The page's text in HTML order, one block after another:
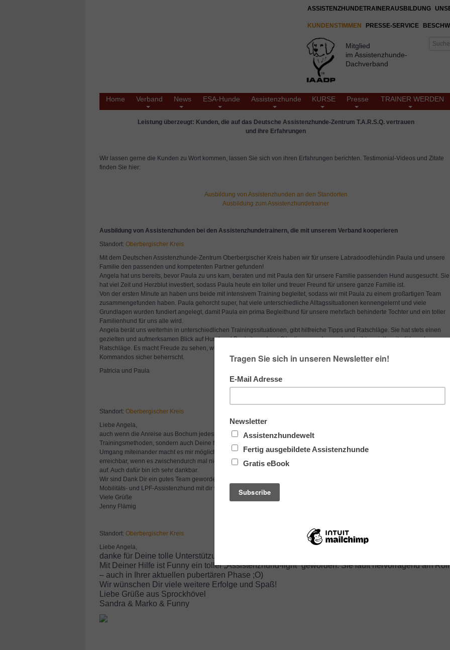
ASSISTENZHUNDETRAINERAUSBILDUNG
KUNDENSTIMMEN PRESSE-SERVICE
Mitglied
im Assistenzhunde-
Dachverband
Home Verband News ESA-Hunde Assistenzhunde KURSE Presse TRAINER WERDEN
Leistung überzeugt: Kunden, die auf das Deutsche Assistenzhunde-Zentrum T.A.R.S.Q. vertrauen
und ihre Erfahrungen
Wir lassen gerne die Kunden zu Wort kommen, lassen Sie sich von ihren Erfahrungen berichten. Testimonial-Videos und Zitate
finden Sie hier:
Ausbildung von Assistenzhunden an den Standorten
Ausbildung zum Assistenzhundetrainer
Ausbildung von Assistenzhunden bei den Assistenzhundetrainern, die mit unserem Verband kooperieren
Standort: Oberbergischer Kreis
Mit dem Deutschen Assistenzhunde-Zentrum Oberbergischer Kreis haben wir für unsere Labradoodlehündin Paula und unsere
Familie den passenden und kompetenten Partner gefunden!
Angela hat uns bereits, bevor Paula zu uns kam, beraten und mit Paula den für unsere Familie passenden Hund ausgesucht. Sie
hat viel Zeit und Herzblut investiert, sodass Paula heute ein toller und treuer Freund für unsere ganze Familie ist.
Von der ersten Minute an haben uns beide mit intensivem Training begleitet, sodass wir mit Paula zu einem großartigen Team
zusammengefunden haben. Paula gehorcht super, hat viele unterschiedliche Alltagssituationen kennengelernt und viele
Grundlagen wurden fundiert angelegt, damit Paula ein prima Begleithund für unsere mehrfach behinderte Tochter und ein toller
Familienhund für uns alle wird.
Angela berät uns weiterhin in unterschiedlichen Trainingssituationen, gibt hilfreiche Tipps und Ratschläge. Sie hat stets einen
gezielten und aufmerksamen Blick auf Hund und Begleiter, erfasst Situationen umfassend und gibt gezielt weiterführende
Ratschläge. Es macht Freude zu sehen, wie wir im täglichen Training Angelas Tipps umsetzen können und Paula bereits viele
Kommandos sicher beherrscht.
Patricia und Paula
Standort: Oberbergischer Kreis
Liebe Angela,
auch wenn die Anreise aus Bochum jedesmal 1,5 h bedeutet kommen wir immer gern zum Training. Nicht nur die
Trainingsmethoden, sondern auch Deine fachliche Kompetenz in zahlreichen Belangen rund um den Hund, und der offene
Umgang miteinander macht es mir möglich Fortschritte zu machen in der Ausbildung meiner Ivory! Du bist immer telefonisch
erreichbar, wenn es zwischendurch mal nicht klappt ihr etwas neues beizubringen und zeigst mir dann alternative Wege zum Ziel
auf. Auch dafür bin ich sehr dankbar.
Wir sind Dank Dir ein gutes Team geworden, haben viel (dazu) gelernt, und fühlen uns gerüstet den Weg bis zur Prüfung zum
Mobilitäts- und LPF-Assistenzhund mit dir weiter zu gehen.
Viele Grüße
Jenny Flämig
Standort: Oberbergischer Kreis
Liebe Angela,
danke für Deine tolle Unterstützung, Flexibilität, Motivation und Geduld!!!
Mit Deiner Hilfe ist Funny ein toller „Assistenzhund-light“ geworden. Sie läuft hervorragend am
– auch in Ihrer aktuellen pubertären Phase ;O)
Wir wünschen Dir viele weitere Erfolge und Spaß!
Liebe Grüße aus Sprockhövel
Sandra & Marko & Funny